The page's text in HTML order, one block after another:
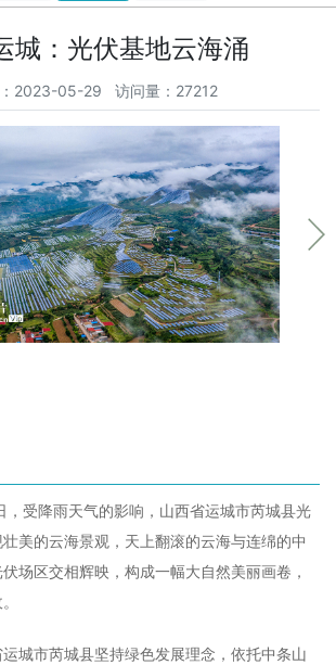
城：光伏基地云海涌
2023-05-29 访问量：27212
受降雨天气的影响，山西省运城市芮城县光
美的云海景观，天上翻滚的云海与连绵的中
场区交相辉映，构成一幅大自然美丽画卷，
城市芮城县坚持绿色发展理念，依托中条山